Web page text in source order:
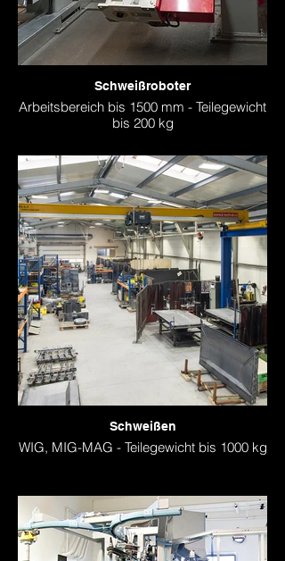
Schweißroboter
Arbeitsbereich bis 1500 mm - Teilegewicht
bis 200 kg
Schweißen
WIG, MIG-MAG - Teilegewicht bis 1000 kg